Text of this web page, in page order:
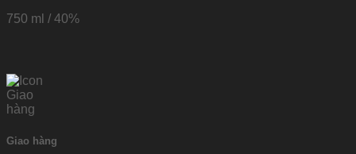
750 ml / 40%
Giao hàng